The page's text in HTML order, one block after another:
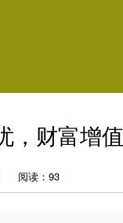
，财富增值
阅读：93